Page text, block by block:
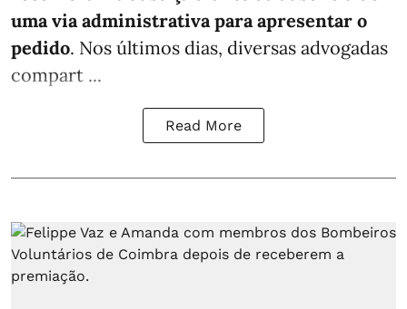
uma via administrativa para apresentar o
pedido. Nos últimos dias, diversas advogadas
compart ...
Read More